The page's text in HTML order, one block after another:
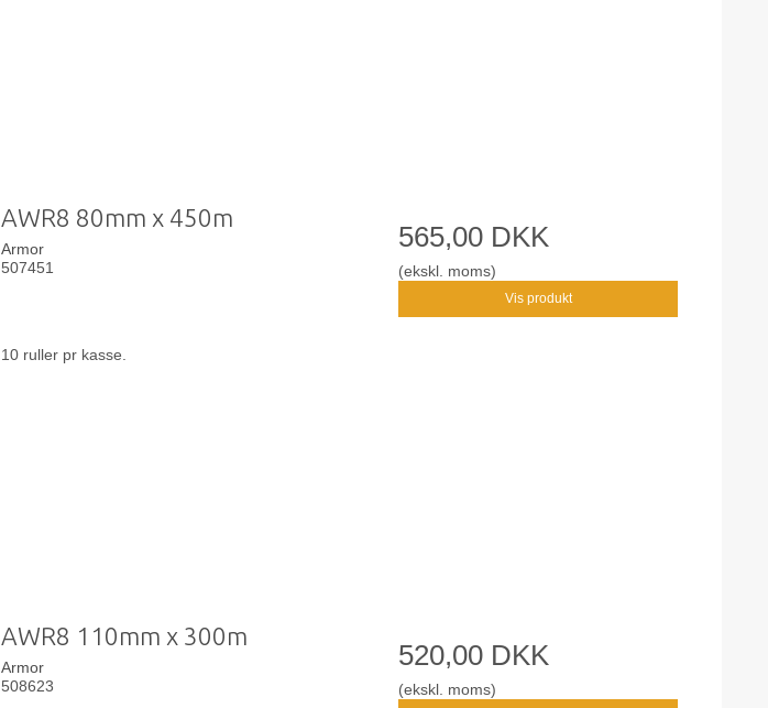
AWR8 80mm x 450m
Armor
507451
10 ruller pr kasse.
565,00 DKK
(ekskl. moms)
Vis produkt
AWR8 110mm x 300m
Armor
508623
520,00 DKK
(ekskl. moms)